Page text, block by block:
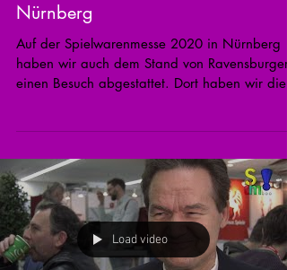
Nürnberg
Auf der Spielwarenmesse 2020 in Nürnberg
haben wir auch dem Stand von Ravensburger
einen Besuch abgestattet. Dort haben wir
Load video